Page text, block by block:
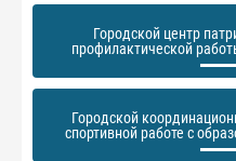
Городской центр
профилактической
Городской
спортивной работе с